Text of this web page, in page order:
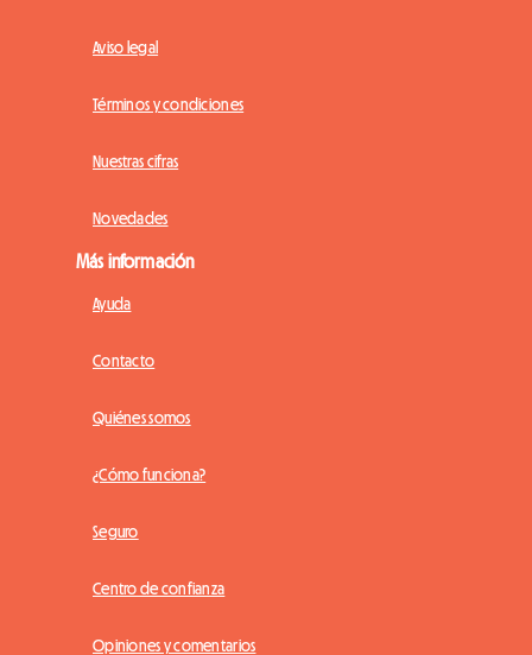
Aviso legal
Términos y condiciones
Nuestras cifras
Novedades
Más información
Ayuda
Contacto
Quiénes somos
¿Cómo funciona?
Seguro
Centro de confianza
Opiniones y comentarios